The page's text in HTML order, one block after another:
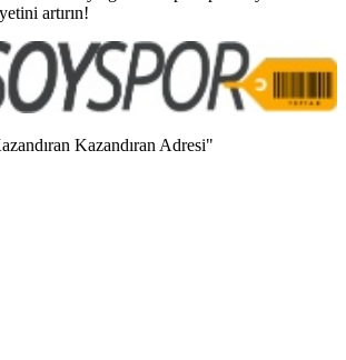
artırın!
Kazandıran Adresi"